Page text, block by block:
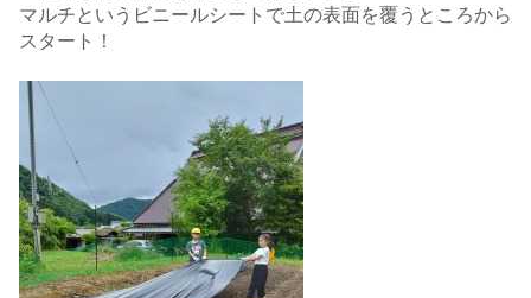
マルチというビニールシートで土の表面を覆うところから
スタート！